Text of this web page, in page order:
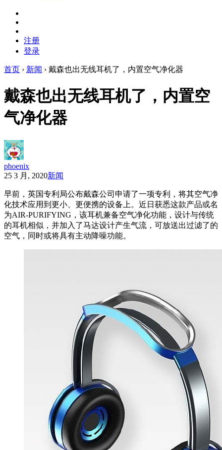
注册
登录
首页 › 新闻 › 戴森也出无线耳机了，内置空气净化器
戴森也出无线耳机了，内置空
气净化器
phoenix
25 3 月, 2020新闻
早前，英国专利局公布戴森公司申请了一项专利，将其空气净
化技术应用到更小、更便携的设备上。近日获悉这款产品或名
为AIR-PURIFYING，该耳机兼备空气净化功能，设计与传统
的耳机相似，并加入了马达设计产生气流，可放送出过滤了的
空气，同时或将具有主动降噪功能。